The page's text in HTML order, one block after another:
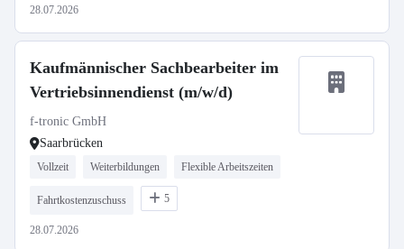
28.07.2026
Kaufmännischer Sachbearbeiter im
Vertriebsinnendienst (m/w/d)
f-tronic GmbH
Saarbrücken
Vollzeit Weiterbildungen Flexible Arbeitszeiten
Fahrtkostenzuschuss 5
28.07.2026